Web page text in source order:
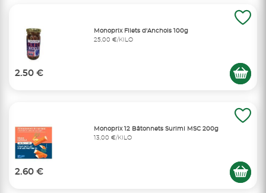
Monoprix Filets d'Anchois 100g
25,00 €/KILO
2.50 €
Monoprix 12 Bâtonnets Surimi MSC 200g
13,00 €/KILO
2.60 €